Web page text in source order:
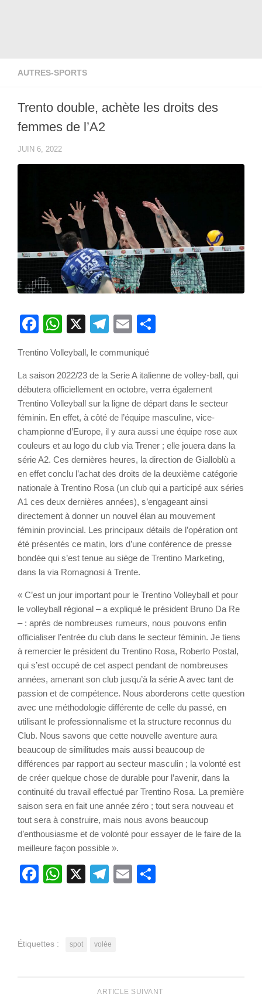
AUTRES-SPORTS
Trento double, achète les droits des
femmes de l’A2
JUIN 6, 2022
Facebook
WhatsApp
X Telegram
Email
Trentino Volleyball, le communiqué
La saison 2022/23 de la Serie A italienne de volley-ball, qui
débutera officiellement en octobre, verra également
Trentino Volleyball sur la ligne de départ dans le secteur
féminin. En effet, à côté de l’équipe masculine, vice-
championne d’Europe, il y aura aussi une équipe rose aux
couleurs et au logo du club via Trener ; elle jouera dans la
série A2. Ces dernières heures, la direction de Gialloblù a
en effet conclu l’achat des droits de la deuxième catégorie
nationale à Trentino Rosa (un club qui a participé aux séries
A1 ces deux dernières années), s’engageant ainsi
directement à donner un nouvel élan au mouvement
féminin provincial. Les principaux détails de l’opération ont
été présentés ce matin, lors d’une conférence de presse
bondée qui s’est tenue au siège de Trentino Marketing,
dans la via Romagnosi à Trente.
« C’est un jour important pour le Trentino Volleyball et pour
le volleyball régional – a expliqué le président Bruno Da Re
– : après de nombreuses rumeurs, nous pouvons enfin
officialiser l’entrée du club dans le secteur féminin. Je tiens
à remercier le président du Trentino Rosa, Roberto Postal,
qui s’est occupé de cet aspect pendant de nombreuses
années, amenant son club jusqu’à la série A avec tant de
passion et de compétence. Nous aborderons cette question
avec une méthodologie différente de celle du passé, en
utilisant le professionnalisme et la structure reconnus du
Club. Nous savons que cette nouvelle aventure aura
beaucoup de similitudes mais aussi beaucoup de
différences par rapport au secteur masculin ; la volonté est
de créer quelque chose de durable pour l’avenir, dans la
continuité du travail effectué par Trentino Rosa. La première
saison sera en fait une année zéro ; tout sera nouveau et
tout sera à construire, mais nous avons beaucoup
d’enthousiasme et de volonté pour essayer de le faire de la
meilleure façon possible ».
Facebook
WhatsApp
X Telegram
Email
Étiquettes : spot volée
ARTICLE SUIVANT